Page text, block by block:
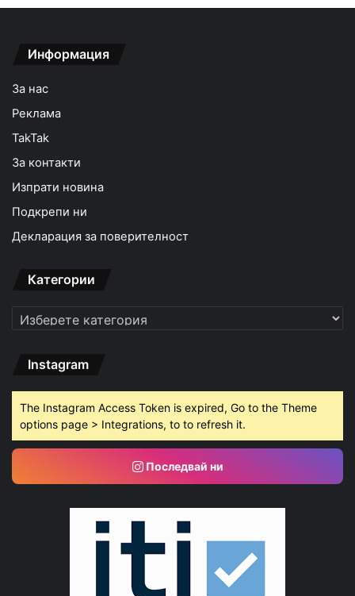
Информация
За нас
Реклама
TakTak
За контакти
Изпрати новина
Подкрепи ни
Декларация за поверителност
Категории
Категории
Instagram
The Instagram Access Token is expired, Go to the Theme
options page > Integrations, to to refresh it.
Последвай ни